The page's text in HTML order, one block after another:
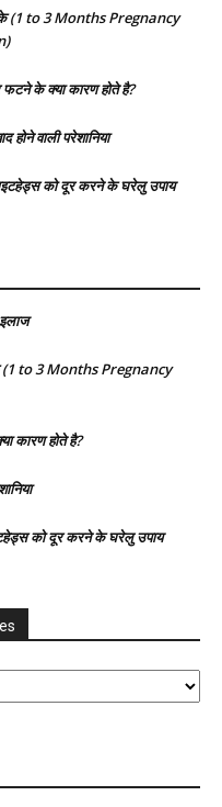
(1 to 3 Months Pregnancy
के क्या कारण होते है?
होने वाली परेशानिया
को दूर करने के घरेलु उपाय
(1 to 3 Months Pregnancy
कारण होते है?
को दूर करने के घरेलु उपाय